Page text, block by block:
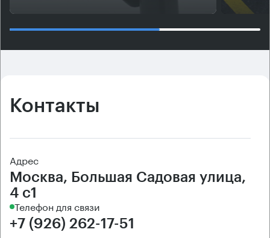
Контакты
Адрес
Москва, Большая Садовая улица,
4 с1
Телефон для связи
+7 (926) 262-17-51